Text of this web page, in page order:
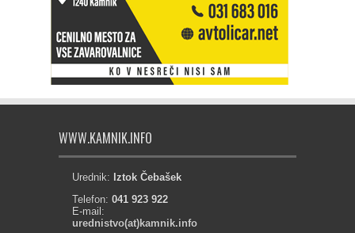
WWW.KAMNIK.INFO
Urednik: Iztok Čebašek
Telefon: 041 923 922
E-mail:
urednistvo(at)kamnik.info